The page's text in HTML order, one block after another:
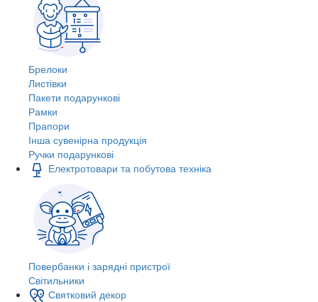
Брелоки
Листівки
Пакети подарункові
Рамки
Прапори
Інша сувенірна продукція
Ручки подарункові
Електротовари та побутова техніка
Повербанки і зарядні пристрої
Світильники
Святковий декор